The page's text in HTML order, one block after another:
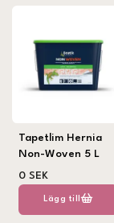
Tapetlim Hernia
Non-Woven 5 L
0 SEK
Lägg till